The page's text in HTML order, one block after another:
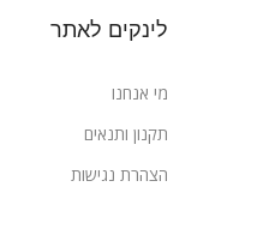
לינקים לאתר
מי אנחנו
תקנון ותנאים
הצהרת נגישות